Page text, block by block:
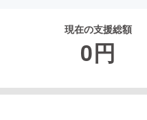
現在の支援総額
0円